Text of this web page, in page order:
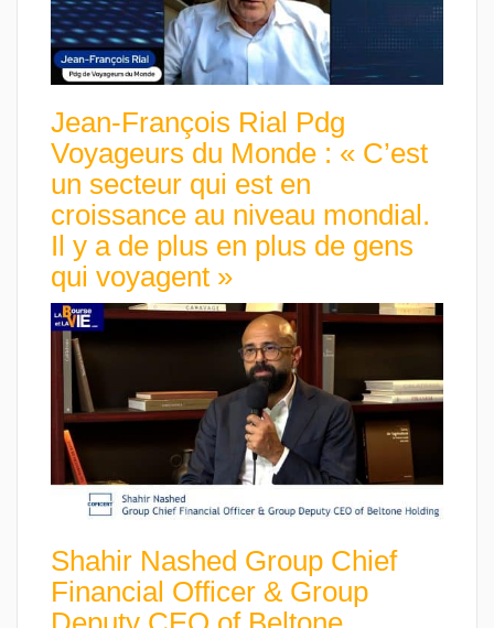
Jean-François Rial Pdg
Voyageurs du Monde : « C’est
un secteur qui est en
croissance au niveau mondial.
Il y a de plus en plus de gens
qui voyagent »
Shahir Nashed Group Chief
Financial Officer & Group